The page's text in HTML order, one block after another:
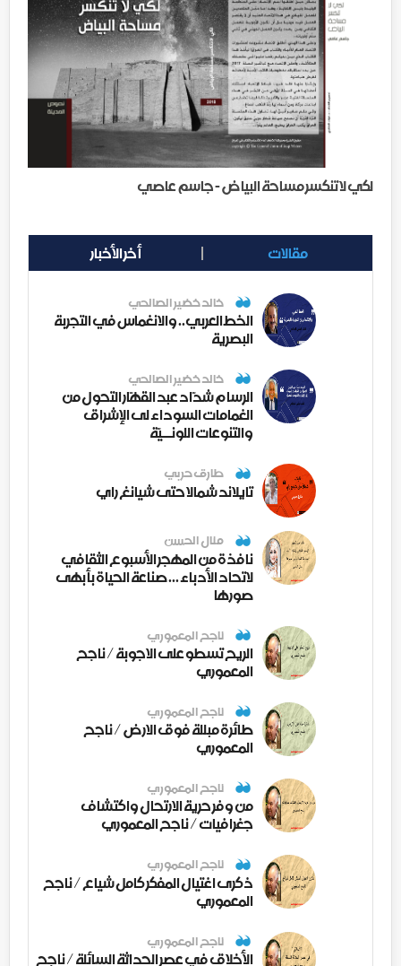
لكي لا تنكسر مساحة البياض - جاسم عاصي
مقالات أخر الأخبار
خالد خضير الصالحي
الخط العربي.. والانغماس في التجربة
البصرية
خالد خضير الصالحي
الرسام شدّاد عبد القهّار التحول من
الغمامات السوداء لى الإشراق
والتنوعات اللونــيّة
طارق حربي
تايلاند شمالا حتى شيانغ راي
منال الحسن
نافذة من المهجر الأسبوع الثقافي
لاتحاد الأدباء ... صناعة الحياة بأبهى
صورها
ناجح المعموري
الريح تسطو على الاجوبة / ناجح
المعموري
ناجح المعموري
طائرة مبللة فوق الارض / ناجح
المعموري
ناجح المعموري
من وفر حرية الارتحال واكتشاف
جغرافيات / ناجح المعموري
ناجح المعموري
ذكرى اغتيال المفكر كامل شياع / ناجح
المعموري
ناجح المعموري
الأخلاق في عصر الحداثة السائلة / ناجح